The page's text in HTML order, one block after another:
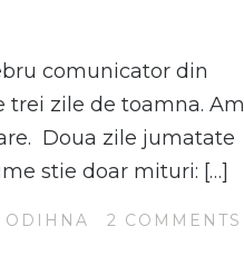
comunicator din
trei zile de toamna. Am
Doua zile jumatate
stie doar mituri: […]
2 COMMENTS